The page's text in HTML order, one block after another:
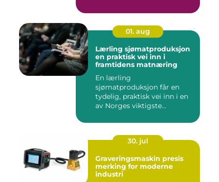
01. aug
Lærling sjømatproduksjon
en praktisk vei inn i
framtidens matnæring
En lærling
sjømatproduksjon får en
tydelig, praktisk vei inn i en
av Norges viktigste
30. jul
Graveringsmaskin presis
merking for moderne
industri